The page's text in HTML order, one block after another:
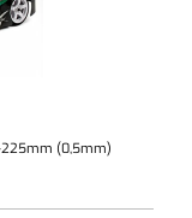
225mm (0,5mm)